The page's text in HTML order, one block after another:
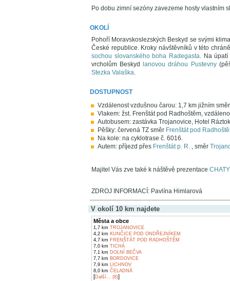
Po dobu zimní sezóny zavezeme hosty vlastním
OKOLÍ
Pohoří Moravskoslezských Beskyd se svými
České republice. Kroky návštěvníků v této
sochou slovanského boha Radegasta. Na
vrcholům Beskyd
lanovou dráhou Pustevny
Stezka Valaška.
DOSTUPNOST
Vzdálenost vzdušnou čarou: 1,7 km jižním
Vlakem: žst. Frenštát pod Radhoštěm,
Autobusem: zastávka Trojanovice, Hotel
Pěšky: červená TZ směr Frenštát pod
Na kole: na cyklotrase č. 6016.
Autem: příjezd přes Frenštát p. R. , směr
Majitel Vás zve také k náštěvě prezentace
ZDROJ INFORMACÍ: Pavlína Himlarová
V okolí 10 km najdete
Města a obce
1,7 km TROJANOVICE
4,2 km KUNČICE POD ONDŘEJNÍKEM
4,7 km FRENŠTÁT POD RADHOŠTĚM
7,0 km TICHÁ
7,1 km DOLNÍ BEČVA
7,7 km BORDOVICE
7,9 km LICHNOV
8,0 km ČELADNÁ
[Další... (8)]